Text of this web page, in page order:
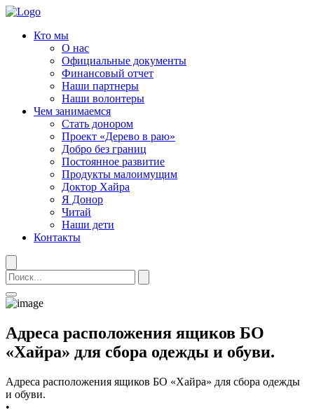
Кто мы
О нас
Официальные документы
Финансовый отчет
Наши партнеры
Наши волонтеры
Чем занимаемся
Стать донором
Проект «Дерево в раю»
Добро без границ
Постоянное развитие
Продукты малоимущим
Доктор Хайра
Я Донор
Читай
Наши дети
Контакты
Адреса расположения ящиков БО
«Хайра» для сбора одежды и обуви.
Адреса расположения ящиков БО «Хайра» для сбора одежды
и обуви.
•